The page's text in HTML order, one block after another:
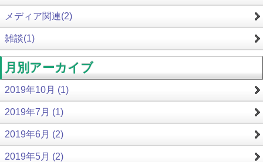
メディア関連(2)
雑談(1)
月別アーカイブ
2019年10月 (1)
2019年7月 (1)
2019年6月 (2)
2019年5月 (2)